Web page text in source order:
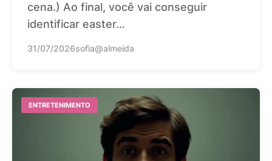
cena.) Ao final, você vai conseguir
identificar easter…
31/07/2026sofia@almeida
ENTRETENIMENTO